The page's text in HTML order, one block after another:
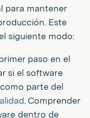
para mantener
Este
siguiente modo:
paso en el
si el software
parte del
. Comprender
dentro de